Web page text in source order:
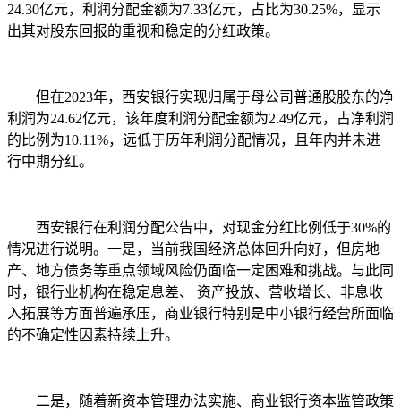
24.30亿元，利润分配金额为7.33亿元，占比为30.25%，显示
出其对股东回报的重视和稳定的分红政策。
但在2023年，西安银行实现归属于母公司普通股股东的净
利润为24.62亿元，该年度利润分配金额为2.49亿元，占净利润
的比例为10.11%，远低于历年利润分配情况，且年内并未进
行中期分红。
西安银行在利润分配公告中，对现金分红比例低于30%的
情况进行说明。一是，当前我国经济总体回升向好，但房地
产、地方债务等重点领域风险仍面临一定困难和挑战。与此同
时，银行业机构在稳定息差、 资产投放、营收增长、非息收
入拓展等方面普遍承压，商业银行特别是中小银行经营所面临
的不确定性因素持续上升。
二是，随着新资本管理办法实施、商业银行资本监管政策